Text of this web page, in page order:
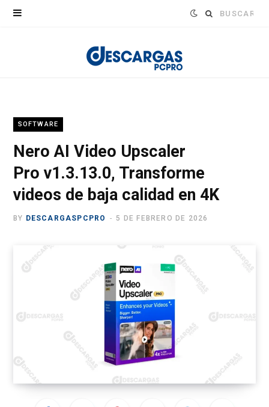
Buscar:
SOFTWARE
Nero AI Video Upscaler
Pro v1.3.13.0, Transforme
videos de baja calidad en 4K
BY DESCARGASPCPRO 5 DE FEBRERO DE 2026